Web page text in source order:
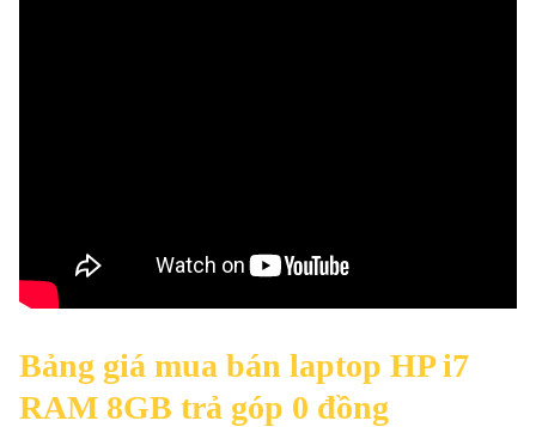
Bảng giá mua bán laptop HP i7
RAM 8GB trả góp 0 đồng